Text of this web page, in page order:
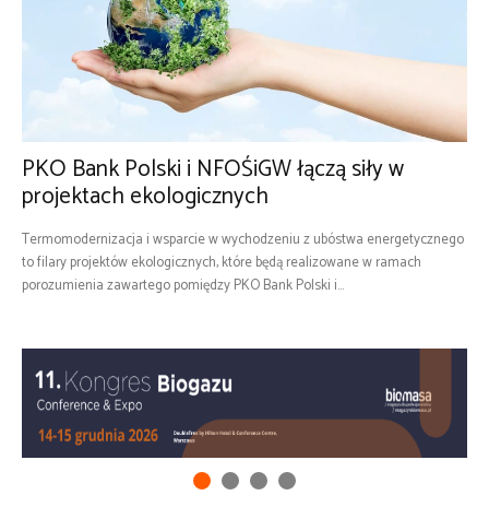
PKO Bank Polski i NFOŚiGW łączą siły w
projektach ekologicznych
Termomodernizacja i wsparcie w wychodzeniu z ubóstwa energetycznego
to filary projektów ekologicznych, które będą realizowane w ramach
porozumienia zawartego pomiędzy PKO Bank Polski i...